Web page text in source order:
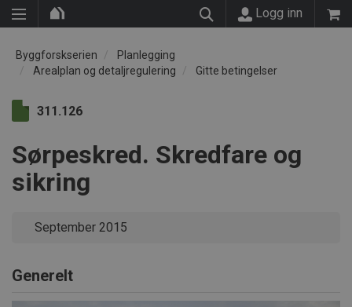
Logg inn
Byggforskserien
Planlegging
Arealplan og detaljregulering
Gitte betingelser
311.126
Sørpeskred. Skredfare og
sikring
September 2015
Generelt